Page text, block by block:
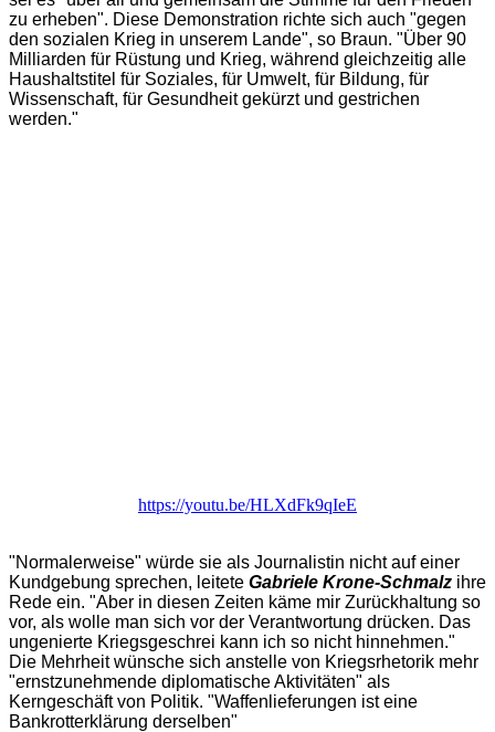
zu erheben". Diese Demonstration richte sich auch "gegen
den sozialen Krieg in unserem Lande", so Braun. "Über 90
Milliarden für Rüstung und Krieg, während gleichzeitig alle
Haushaltstitel für Soziales, für Umwelt, für Bildung, für
Wissenschaft, für Gesundheit gekürzt und gestrichen
werden."
https://youtu.be/HLXdFk9qIeE
"Normalerweise" würde sie als Journalistin nicht auf einer
Kundgebung sprechen, leitete Gabriele Krone-Schmalz ihre
Rede ein. "Aber in diesen Zeiten käme mir Zurückhaltung so
vor, als wolle man sich vor der Verantwortung drücken. Das
ungenierte Kriegsgeschrei kann ich so nicht hinnehmen."
Die Mehrheit wünsche sich anstelle von Kriegsrhetorik mehr
"ernstzunehmende diplomatische Aktivitäten" als
Kerngeschäft von Politik. "Waffenlieferungen ist eine
Bankrotterklärung derselben"